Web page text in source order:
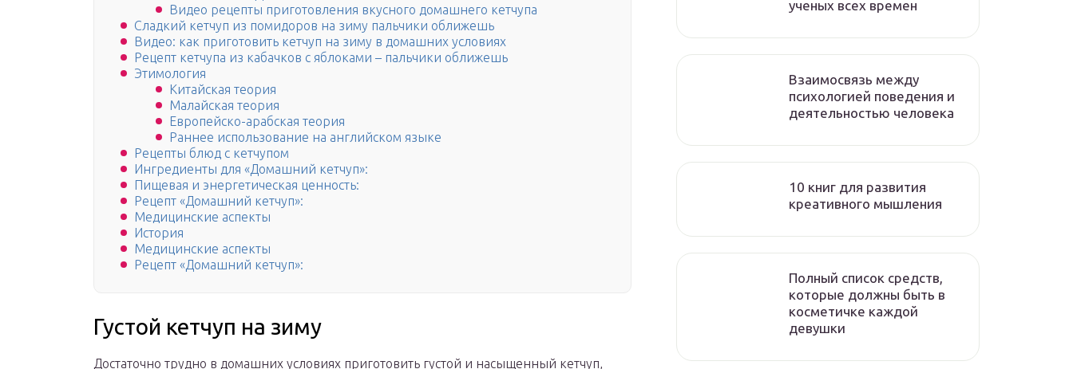
Видео рецепты приготовления вкусного домашнего кетчупа
Сладкий кетчуп из помидоров на зиму пальчики оближешь
Видео: как приготовить кетчуп на зиму в домашних условиях
Рецепт кетчупа из кабачков с яблоками – пальчики оближешь
Этимология
Китайская теория
Малайская теория
Европейско-арабская теория
Раннее использование на английском языке
Рецепты блюд с кетчупом
Ингредиенты для «Домашний кетчуп»:
Пищевая и энергетическая ценность:
Рецепт «Домашний кетчуп»:
Медицинские аспекты
История
Медицинские аспекты
Рецепт «Домашний кетчуп»:
Густой кетчуп на зиму
Достаточно трудно в домашних условиях приготовить густой и насыщенный кетчуп,
ученых всех времен
Взаимосвязь между
психологией поведения и
деятельностью человека
10 книг для развития
креативного мышления
Полный список средств,
которые должны быть в
косметичке каждой
девушки